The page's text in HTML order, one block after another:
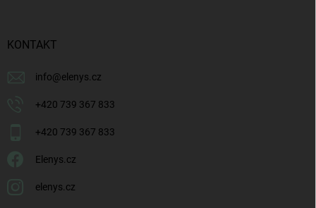
KONTAKT
info@elenys.cz
+420 739 367 833
+420 739 367 833
Elenys.cz
elenys.cz